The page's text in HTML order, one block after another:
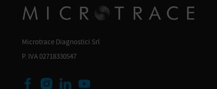
Microtrace Diagnostici Srl
P. IVA 02718330547